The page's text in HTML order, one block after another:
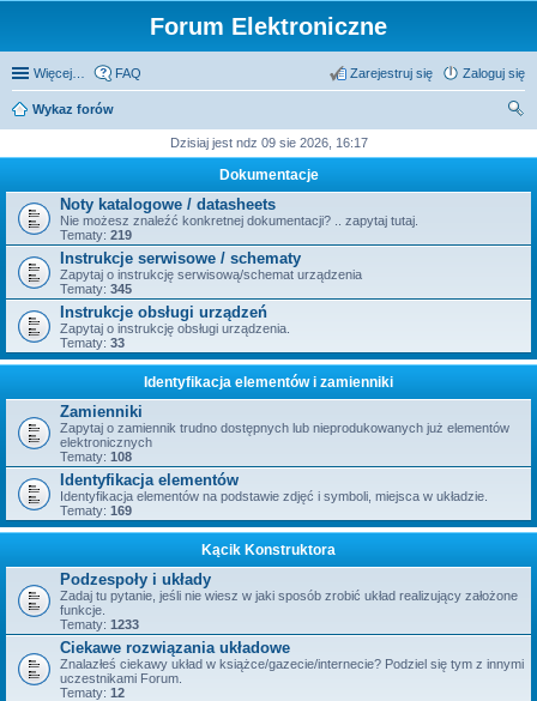
Forum Elektroniczne
Więcej… FAQ Zaloguj się
Zarejestruj się
Wykaz forów
Dzisiaj jest ndz 09 sie 2026, 16:17
Dokumentacje
Noty katalogowe / datasheets
Nie możesz znaleźć konkretnej dokumentacji? .. zapytaj tutaj.
Tematy: 219
Instrukcje serwisowe / schematy
Zapytaj o instrukcję serwisową/schemat urządzenia
Tematy: 345
Instrukcje obsługi urządzeń
Zapytaj o instrukcję obsługi urządzenia.
Tematy: 33
Identyfikacja elementów i zamienniki
Zamienniki
Zapytaj o zamiennik trudno dostępnych lub nieprodukowanych już elementów
elektronicznych
Tematy: 108
Identyfikacja elementów
Identyfikacja elementów na podstawie zdjęć i symboli, miejsca w układzie.
Tematy: 169
Kącik Konstruktora
Podzespoły i układy
Zadaj tu pytanie, jeśli nie wiesz w jaki sposób zrobić układ realizujący założone
funkcje.
Tematy: 1233
Ciekawe rozwiązania układowe
Znalazłeś ciekawy układ w książce/gazecie/internecie? Podziel się tym z innymi
uczestnikami Forum.
Tematy: 12